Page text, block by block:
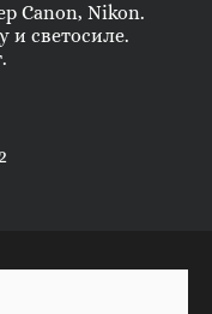
Canon, Nikon.
и светосиле.